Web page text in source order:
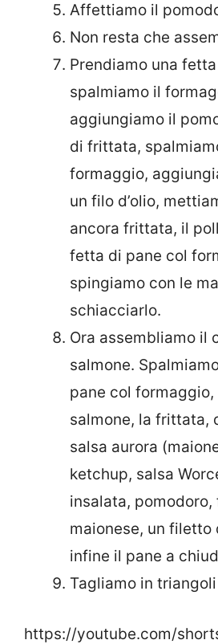
Affettiamo il
Non resta che
Prendiamo una
spalmiamo il
aggiungiamo il
di frittata,
formaggio,
un filo d’olio,
ancora frittata, il
fetta di pane col
spingiamo con le
schiacciarlo.
Ora assembliamo il
salmone.
pane col
salmone, la frittata,
salsa aurora
ketchup, salsa
insalata,
maionese, un filetto
infine il pane a
Tagliamo in
https://youtube.com/